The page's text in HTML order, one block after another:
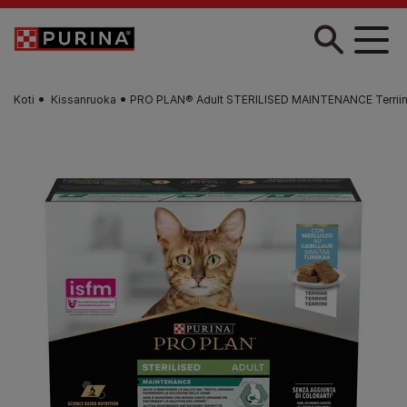
Skip to main content
Koti Kissanruoka PRO PLAN® Adult STERILISED MAINTENANCE